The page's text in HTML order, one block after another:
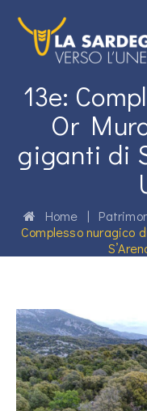
13e:
Or
giganti di
Home |
Complesso nuragico